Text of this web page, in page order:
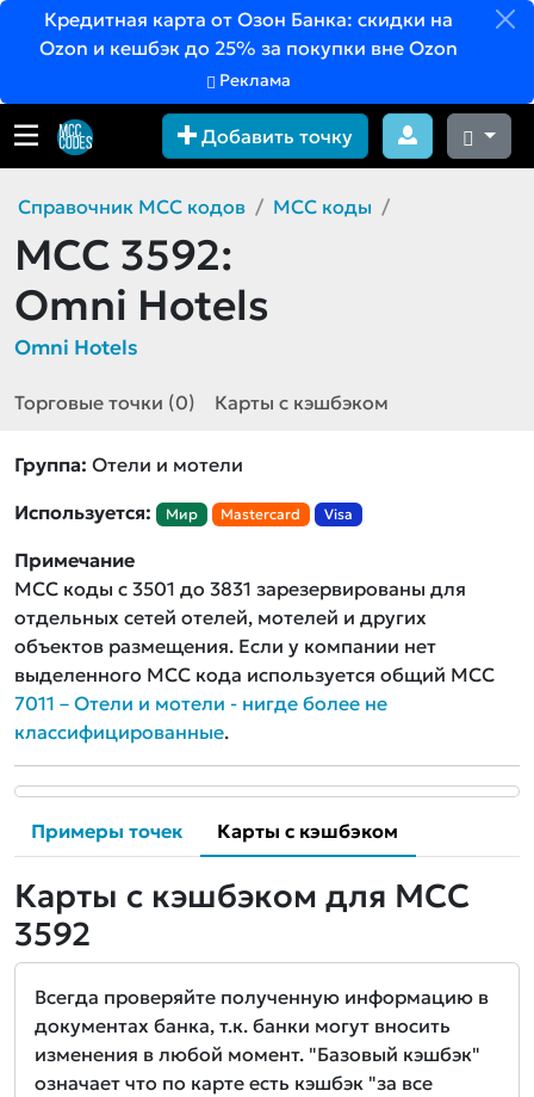
Кредитная карта от Озон Банка: скидки на
Ozon и кешбэк до 25% за покупки вне Ozon
Реклама
Добавить точку
Справочник MCC кодов MCC коды
MCC 3592:
Omni Hotels
Omni Hotels
Торговые точки (0) Карты с кэшбэком
Группа: Отели и мотели
Используется:
Мир Mastercard Visa
Примечание
MCC коды с 3501 до 3831 зарезервированы для
отдельных сетей отелей, мотелей и других
объектов размещения. Если у компании нет
выделенного MCC кода используется общий MCC
7011 – Отели и мотели - нигде более не
классифицированные.
Примеры точек Карты с кэшбэком
Карты с кэшбэком для MCC
3592
Всегда проверяйте полученную информацию в
документах банка, т.к. банки могут вносить
изменения в любой момент. "Базовый кэшбэк"
означает что по карте есть кэшбэк "за все